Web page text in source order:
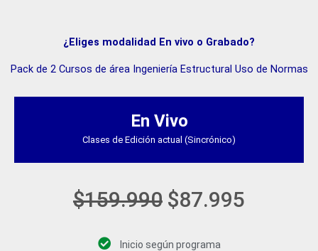
¿Eliges modalidad En vivo o Grabado?
Pack de 2 Cursos de área Ingeniería Estructural Uso de Normas
En Vivo
Clases de Edición actual (Sincrónico)
$159.990
El
precio
original
$87.995
El
Inicio según programa